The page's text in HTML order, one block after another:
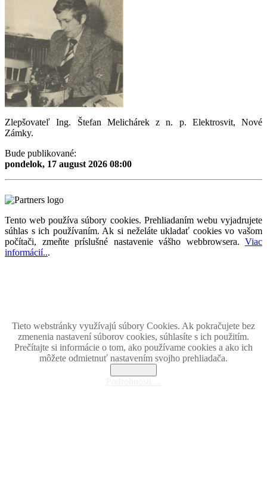
Zlepšovateľ Ing. Štefan Melichárek z n. p. Elektrosvit, Nové
Zámky.
Bude publikované:
pondelok, 17 august 2026 08:00
Tento web používa súbory cookies. Prehliadaním webu vyjadrujete
súhlas s ich používaním. Ak si neželáte ukladať cookies vo vašom
počítači, zmeňte príslušné nastavenie vášho webbrowsera. Viac
informácií...
Tieto webstránky využívajú súbory Cookies. Ak pokračujete bez
zmenenia nastavení súborov cookies, súhlasíte s ich použitím.
Prečítajte si informácie o tom, ako používame cookies a ako ich
môžete odmietnuť nastavením svojho prehliadača.